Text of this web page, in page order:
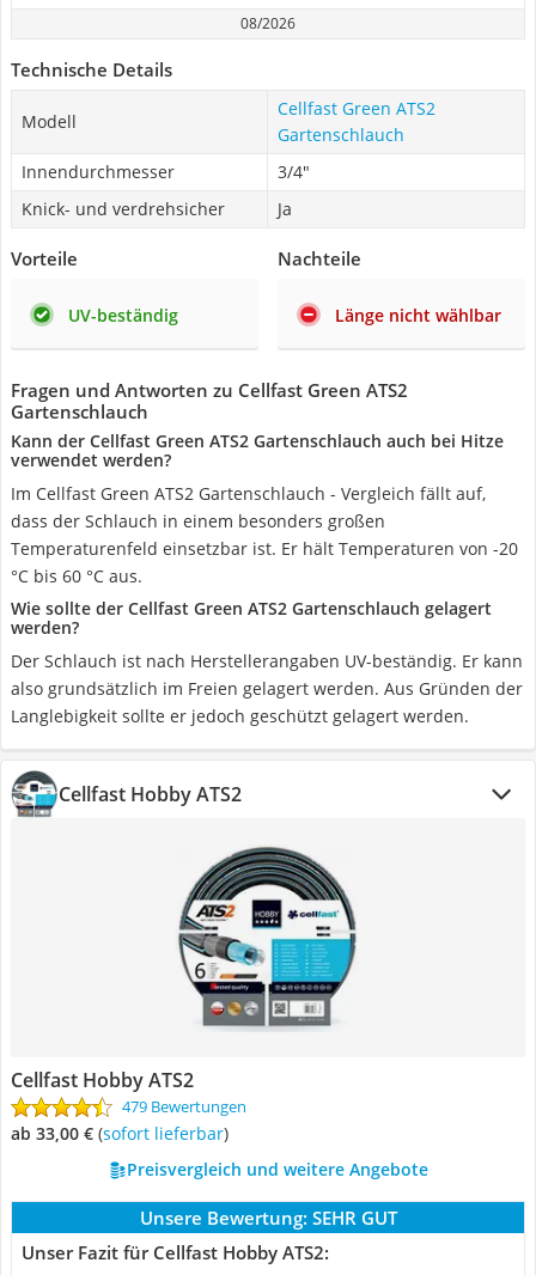
08/2026
Technische Details
Modell
Cellfast Green ATS2
Gartenschlauch
Innendurchmesser
3/4"
Knick- und verdrehsicher
Ja
Vorteile
UV-beständig
Nachteile
Länge nicht wählbar
Fragen und Antworten zu Cellfast Green ATS2
Gartenschlauch
Kann der Cellfast Green ATS2 Gartenschlauch auch bei Hitze
verwendet werden?
Im Cellfast Green ATS2 Gartenschlauch - Vergleich fällt auf,
dass der Schlauch in einem besonders großen
Temperaturenfeld einsetzbar ist. Er hält Temperaturen von -20
°C bis 60 °C aus.
Wie sollte der Cellfast Green ATS2 Gartenschlauch gelagert
werden?
Der Schlauch ist nach Herstellerangaben UV-beständig. Er kann
also grundsätzlich im Freien gelagert werden. Aus Gründen der
Langlebigkeit sollte er jedoch geschützt gelagert werden.
Cellfast Hobby ATS2
Cellfast Hobby ATS2
479 Bewertungen
ab 33,00 € ( Sofort lieferbar)
Preisvergleich und weitere Angebote
Unsere Bewertung: SEHR GUT
Unser Fazit für Cellfast Hobby ATS2: